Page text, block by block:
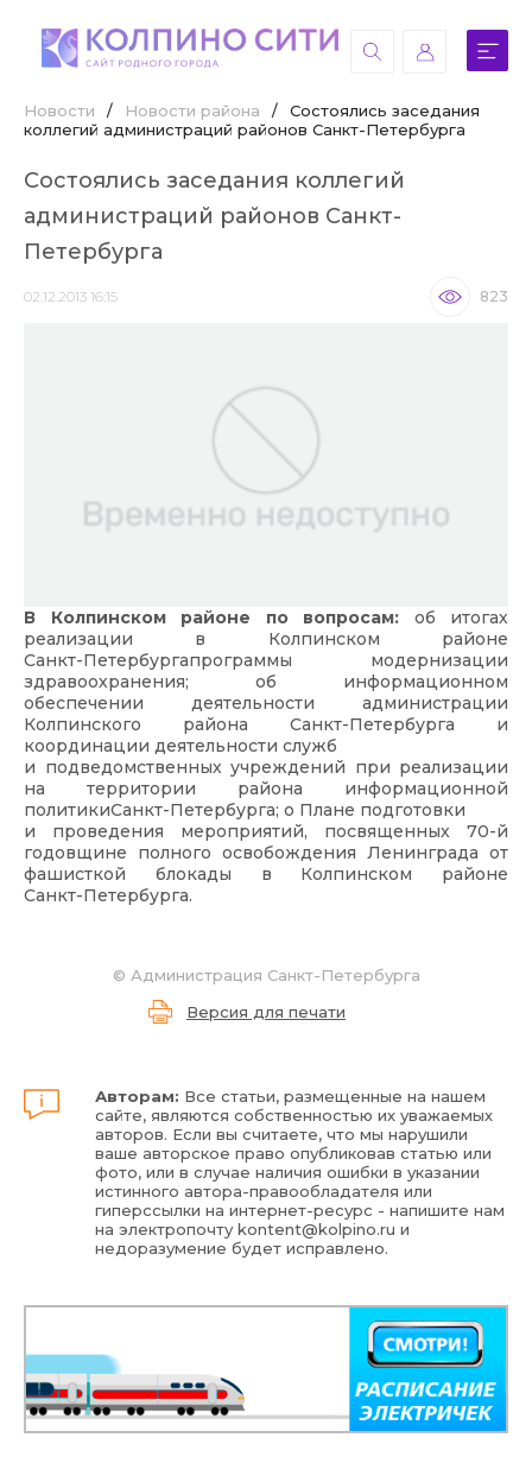
Новости / Новости района /
Состоялись заседания
коллегий администраций районов Санкт-Петербурга
Состоялись заседания коллегий
администраций районов Санкт-
Петербурга
02.12.2013 16:15 823
В Колпинском районе по вопросам: об итогах
реализации в Колпинском районе
Санкт-Петербургапрограммы модернизации
здравоохранения; об информационном
обеспечении деятельности администрации
Колпинского района Санкт-Петербурга и
координации деятельности служб
и подведомственных учреждений при реализации
на территории района информационной
политикиСанкт-Петербурга; о Плане подготовки
и проведения мероприятий, посвященных 70-й
годовщине полного освобождения Ленинграда от
фашисткой блокады в Колпинском районе
Санкт-Петербурга.
© Администрация Санкт-Петербурга
Версия для печати
Авторам: Все статьи, размещенные на нашем
сайте, являются собственностью их уважаемых
авторов. Если вы считаете, что мы нарушили
ваше авторское право опубликовав статью или
фото, или в случае наличия ошибки в указании
истинного автора-правообладателя или
гиперссылки на интернет-ресурс - напишите нам
на электропочтуkontent@kolpino.ru и
недоразумение будет исправлено.